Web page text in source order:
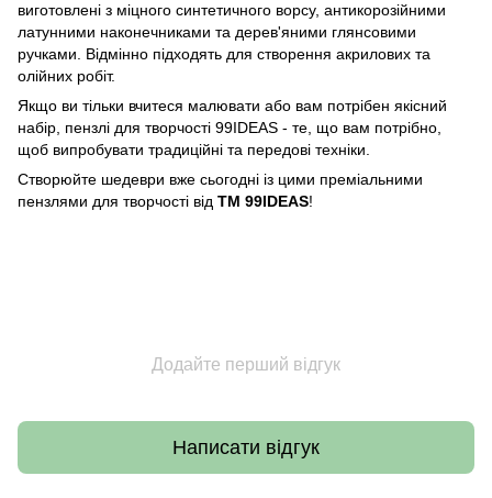
виготовлені з міцного синтетичного ворсу, антикорозійними
латунними наконечниками та дерев'яними глянсовими
ручками. Вiдмiнно підходять для створення акрилових та
олійних робіт.
Якщо ви тільки вчитеся малювати або вам потрібен якісний
набір, пензлі для творчості 99IDEAS - те, що вам потрібно,
щоб випробувати традиційні та передові техніки.
Створюйте шедеври вже сьогодні із цими преміальними
пензлями для творчості від ТМ 99IDEAS!
Додайте перший відгук
Написати відгук